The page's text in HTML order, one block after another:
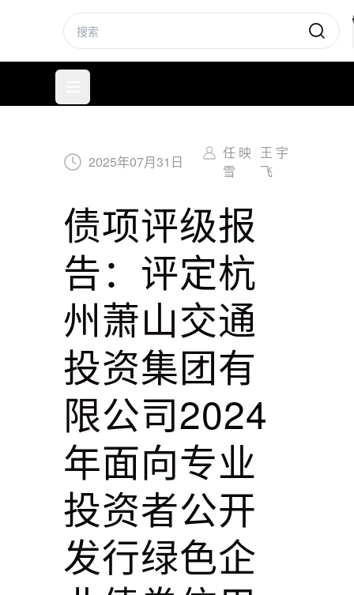
标普信评
2025年07月31 日
任 映
雪
王 宇
飞
债项评级报
告：评定杭
州萧山交通
投资集团有
限公司2024
年面向专业
投资者公开
发行绿色企